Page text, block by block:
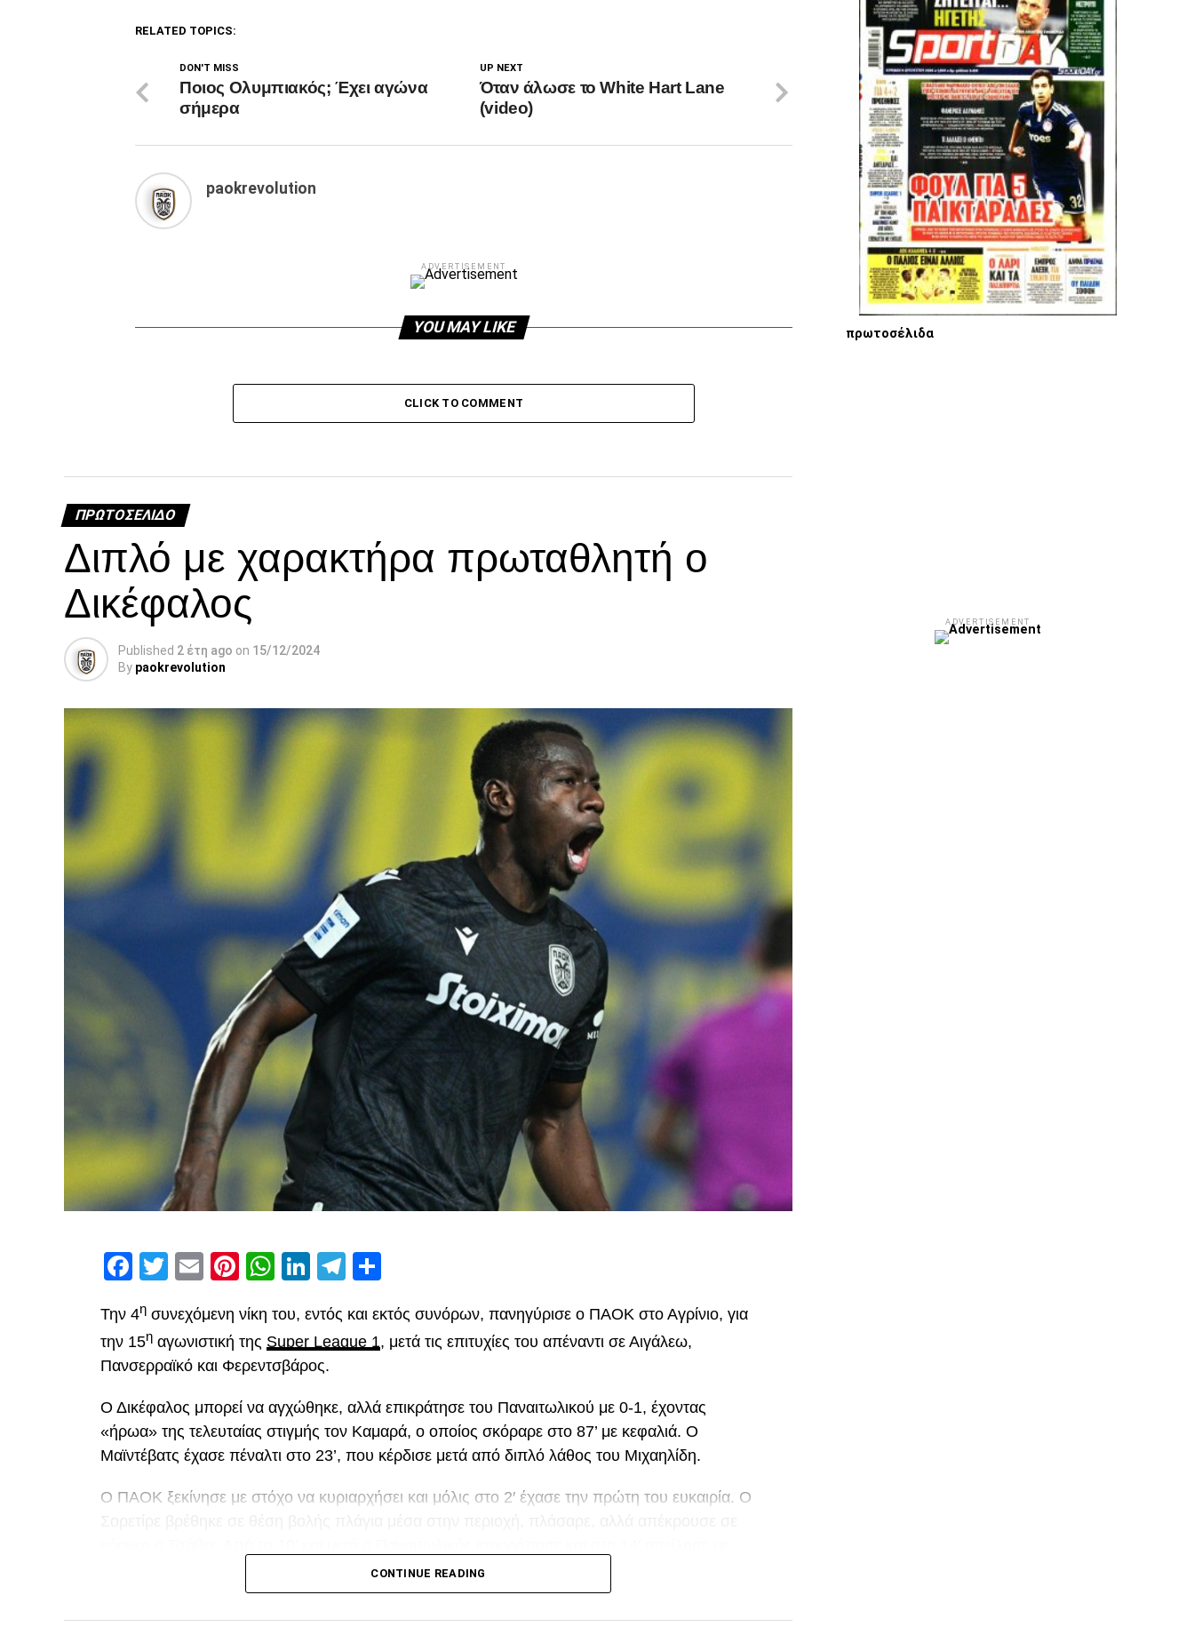
RELATED TOPICS:
UP NEXT
Όταν άλωσε το White Hart Lane
(video)
DON'T MISS
Ποιος Ολυμπιακός; Έχει αγώνα
σήμερα
paokrevolution
ADVERTISEMENT
YOU MAY LIKE
CLICK TO COMMENT
ΠΡΩΤΟΣΈΛΙΔΟ
Διπλό με χαρακτήρα πρωταθλητή ο
Δικέφαλος
Published 2 έτη ago on 15/12/2024
By paokrevolution
Facebook
Twitter
EmailPinterest
WhatsApp
LinkedIn
Telegram
Την 4η συνεχόμενη νίκη του, εντός και εκτός συνόρων, πανηγύρισε ο ΠΑΟΚ στο Αγρίνιο, για
την 15η αγωνιστική της Super League 1, μετά τις επιτυχίες του απέναντι σε Αιγάλεω,
Πανσερραϊκό και Φερεντσβάρος.
Ο Δικέφαλος μπορεί να αγχώθηκε, αλλά επικράτησε του Παναιτωλικού με 0-1, έχοντας
«ήρωα» της τελευταίας στιγμής τον Καμαρά, ο οποίος σκόραρε στο 87’ με κεφαλιά. Ο
Μαϊντέβατς έχασε πέναλτι στο 23’, που κέρδισε μετά από διπλό λάθος του Μιχαηλίδη.
Ο ΠΑΟΚ ξεκίνησε με στόχο να κυριαρχήσει και μόλις στο 2′ έχασε την πρώτη του ευκαιρία. Ο
«κεραυνό» του Λαχούντ έξω από την περιοχή, που πέρασε δίπλα από το κάθετο δοκάρι!
CONTINUE READING
πρωτοσέλιδα
ADVERTISEMENT